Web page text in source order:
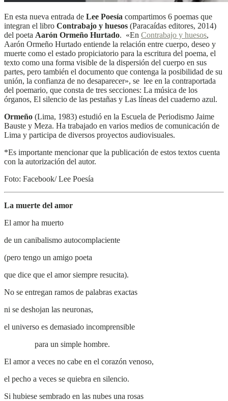
En esta nueva entrada de Lee Poesía compartimos 6 poemas que
integran el libro Contrabajo y huesos (Paracaídas editores, 2014)
del poeta Aarón Ormeño Hurtado. «En Contrabajo y huesos,
Aarón Ormeño Hurtado entiende la relación entre cuerpo, deseo y
muerte como el estado propiciatorio para la escritura del poema, el
texto como una forma visible de la dispersión del cuerpo en sus
partes, pero también el documento que contenga la posibilidad de su
unión, la confianza de no desaparecer», se lee en la contraportada
del poemario, que consta de tres secciones: La música de los
órganos, El silencio de las pestañas y Las líneas del cuaderno azul.
Ormeño (Lima, 1983) estudió en la Escuela de Periodismo Jaime
Bauste y Meza. Ha trabajado en varios medios de comunicación de
Lima y participa de diversos proyectos audiovisuales.
*Es importante mencionar que la publicación de estos textos cuenta
con la autorización del autor.
Foto: Facebook/ Lee Poesía
La muerte del amor
El amor ha muerto
de un canibalismo autocomplaciente
(pero tengo un amigo poeta
que dice que el amor siempre resucita).
No se entregan ramos de palabras exactas
ni se deshojan las neuronas,
el universo es demasiado incomprensible
para un simple hombre.
El amor a veces no cabe en el corazón venoso,
el pecho a veces se quiebra en silencio.
Si hubiese sembrado en las nubes una rosas